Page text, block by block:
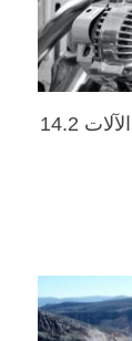
تركيا.. عائدات صادرات الآلات 14.2